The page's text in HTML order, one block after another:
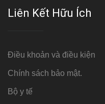
Liên Kết Hữu Ích
Điều khoản và điều kiện
Chính sách bảo mật.
Bộ y tế